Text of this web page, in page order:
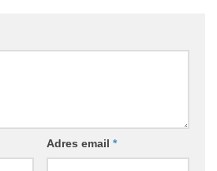
Adres email *